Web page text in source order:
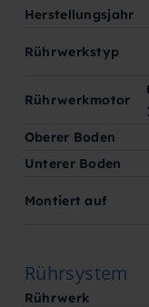
Herstellungsjahr
Rührwerkstyp
Rührwerkmotor
Oberer Boden
Unterer Boden
Montiert auf
Rührsystem
Rührwerk